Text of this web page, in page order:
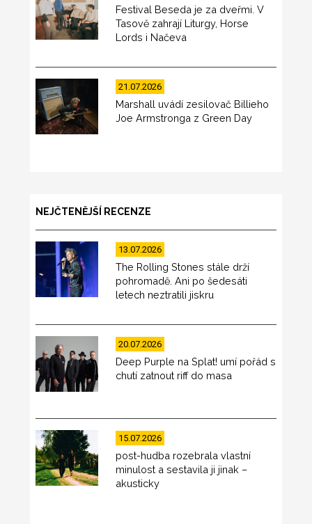
Festival Beseda je za dveřmi. V
Tasově zahrají Liturgy, Horse
Lords i Načeva
21.07.2026
Marshall uvádí zesilovač Billieho
Joe Armstronga z Green Day
NEJČTENĚJŠÍ RECENZE
13.07.2026
The Rolling Stones stále drží
pohromadě. Ani po šedesáti
letech neztratili jiskru
20.07.2026
Deep Purple na Splat! umí pořád s
chutí zatnout riff do masa
15.07.2026
post-hudba rozebrala vlastní
minulost a sestavila ji jinak –
akusticky